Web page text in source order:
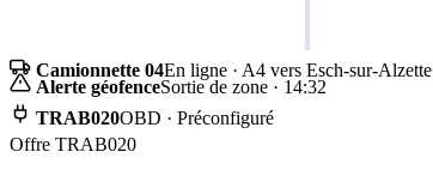
Camionnette 04En ligne · A4 vers Esch-sur-Alzette
Alerte géofenceSortie de zone · 14:32
TRAB020OBD · Préconfiguré
Offre TRAB020